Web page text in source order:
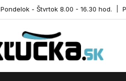
Pondelok - Štvrtok 8.00 - 16.30 hod.